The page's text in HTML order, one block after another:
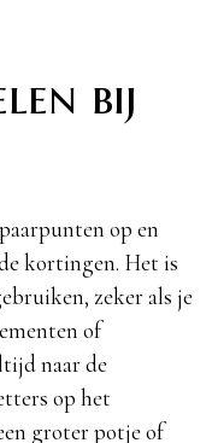
bij
op en
kortingen. Het is
zeker als je
of
naar de
op het
groter potje of